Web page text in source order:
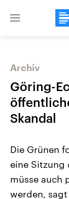
Close
Landtagswahl
Alle
Archiv
Göring-
Skandal
Die Grünen
eine Sitzung
müsse auch
werden,